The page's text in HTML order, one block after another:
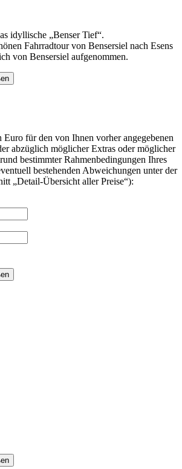
idyllische „Benser Tief“.
Fahrradtour von Bensersiel nach Esens
von Bensersiel aufgenommen.
Euro für den von Ihnen vorher angegebenen
abzüglich möglicher Extras oder möglicher
bestimmter Rahmenbedingungen Ihres
bestehenden Abweichungen unter der
„Detail-Übersicht aller Preise“):